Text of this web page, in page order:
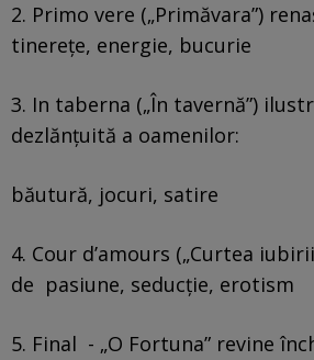
2. Primo vere („Primăvara”)
tinerețe, energie, bucurie
3. In taberna („În tavernă”)
dezlănțuită a oamenilor:
băutură, jocuri, satire
4. Cour d’amours („Curtea
de pasiune, seducție, erotism
5. Final - „O Fortuna” revine